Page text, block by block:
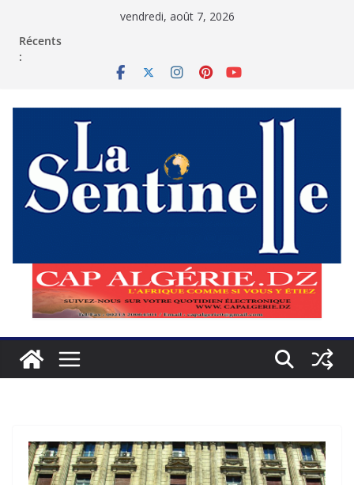
vendredi, août 7, 2026
Récents
: